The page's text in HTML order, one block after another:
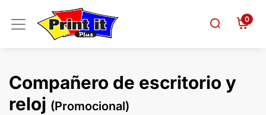
0
Compañero de escritorio y
reloj (Promocional)